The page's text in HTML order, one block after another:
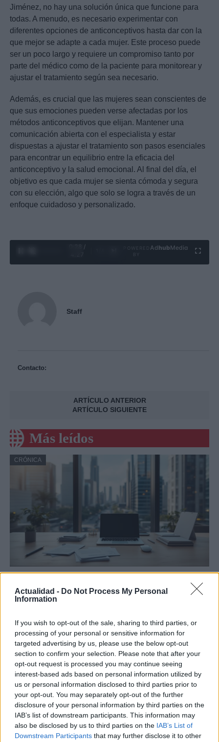
Actualidad - Do Not Process My Personal
Information
If you wish to opt-out of the sale, sharing to third parties, or
processing of your personal or sensitive information for
targeted advertising by us, please use the below opt-out
section to confirm your selection. Please note that after your
opt-out request is processed you may continue seeing
interest-based ads based on personal information utilized by
us or personal information disclosed to third parties prior to
your opt-out. You may separately opt-out of the further
disclosure of your personal information by third parties on the
IAB’s list of downstream participants. This information may
also be disclosed by us to third parties on the IAB’s List of
Downstream Participants that may further disclose it to other
Jiménez, no hay una solución única que funcione para
todas. A menudo, es necesario experimentar con
diferentes opciones de anticonceptivos hasta dar con la
que mejor se adapte a cada mujer. Este proceso puede
ser un poco largo y requiere un compromiso tanto por
parte del médico como de la paciente para monitorear y
ajustar el tratamiento según sea necesario.
Además, es crucial que las mujeres sean conscientes de
que sus emociones pueden verse afectadas por los
métodos anticonceptivos que elijan. Mantener una
comunicación abierta con el especialista y estar
dispuestas a ajustar el tratamiento son pasos esenciales
para encontrar un equilibrio entre la eficacia del
anticonceptivo y la salud emocional. Al final del día, el
objetivo es que cada mujer se sienta cómoda y segura
con su elección, algo que solo se logra a través de un
enfoque cuidadoso y personalizado.
0:29 /
Ad hubMedia
Staff
Contacto:
ARTÍCULO ANTERIOR
ARTÍCULO SIGUIENTE
Más leídos
CRÓNICA
vicepresidencia de CaixaBank
CRÓNICA